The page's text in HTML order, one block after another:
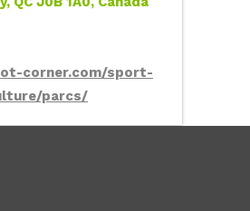
corner.com/sport-
parcs/